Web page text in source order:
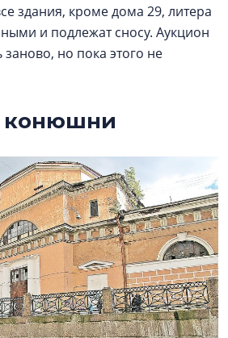
здания, кроме дома 29, литера
и подлежат сносу. Аукцион
но пока этого не
конюшни